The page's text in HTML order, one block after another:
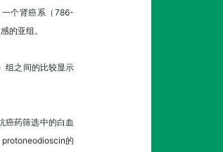
个肾癌系（786-
的亚组。
组之间的比较显示
癌药筛选中的白血
protoneodioscin的